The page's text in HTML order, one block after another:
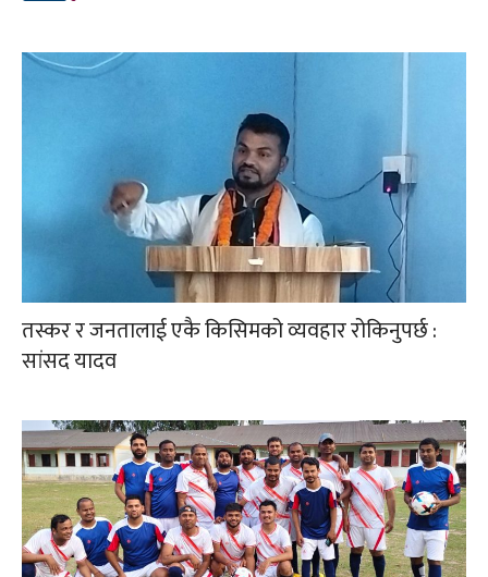
तस्कर र जनतालाई एकै किसिमको व्यवहार रोकिनुपर्छ :
सांसद यादव